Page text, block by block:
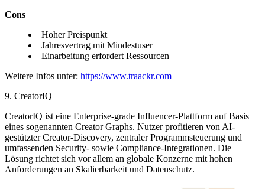
Cons
Hoher Preispunkt
Jahresvertrag mit Mindestuser
Einarbeitung erfordert Ressourcen
Weitere Infos unter: https://www.traackr.com
9. CreatorIQ
CreatorIQ ist eine Enterprise-grade Influencer-Plattform auf Basis
eines sogenannten Creator Graphs. Nutzer profitieren von AI-
gestützter Creator-Discovery, zentraler Programmsteuerung und
umfassenden Security- sowie Compliance-Integrationen. Die
Lösung richtet sich vor allem an globale Konzerne mit hohen
Anforderungen an Skalierbarkeit und Datenschutz.